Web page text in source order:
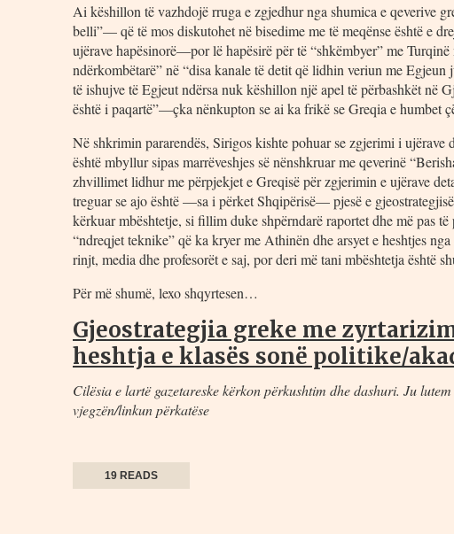
Ai këshillon të vazhdojë rruga e zgjedhur nga shumica e qeverive
belli”— që të mos diskutohet në bisedime me të meqënse është e
ujërave hapësinorë—por lë hapësirë për të “shkëmbyer” me
ndërkombëtarë” në “disa kanale të detit që lidhin veriun me
të ishujve të Egjeut ndërsa nuk këshillon një apel të përbashkët në
është i paqartë”—çka nënkupton se ai ka frikë se Greqia e humbet
Në shkrimin pararendës, Sirigos kishte pohuar se zgjerimi i ujërave
është mbyllur sipas marrëveshjes së nënshkruar me qeverinë
zhvillimet lidhur me përpjekjet e Greqisë për zgjerimin e ujërave
treguar se ajo është —sa i përket Shqipërisë— pjesë e
kërkuar mbështetje, si fillim duke shpërndarë raportet dhe më pas
“ndreqjet teknike” që ka kryer me Athinën dhe arsyet e heshtjes
rinjt, media dhe profesorët e saj, por deri më tani mbështetja është
Për më shumë, lexo shqyrtesen…
Gjeostrategjia greke me
heshtja e klasës sonë politike/
Cilësia e lartë gazetareske kërkon përkushtim dhe dashuri. Ju
vjegzën/linkun përkatëse
19 READS